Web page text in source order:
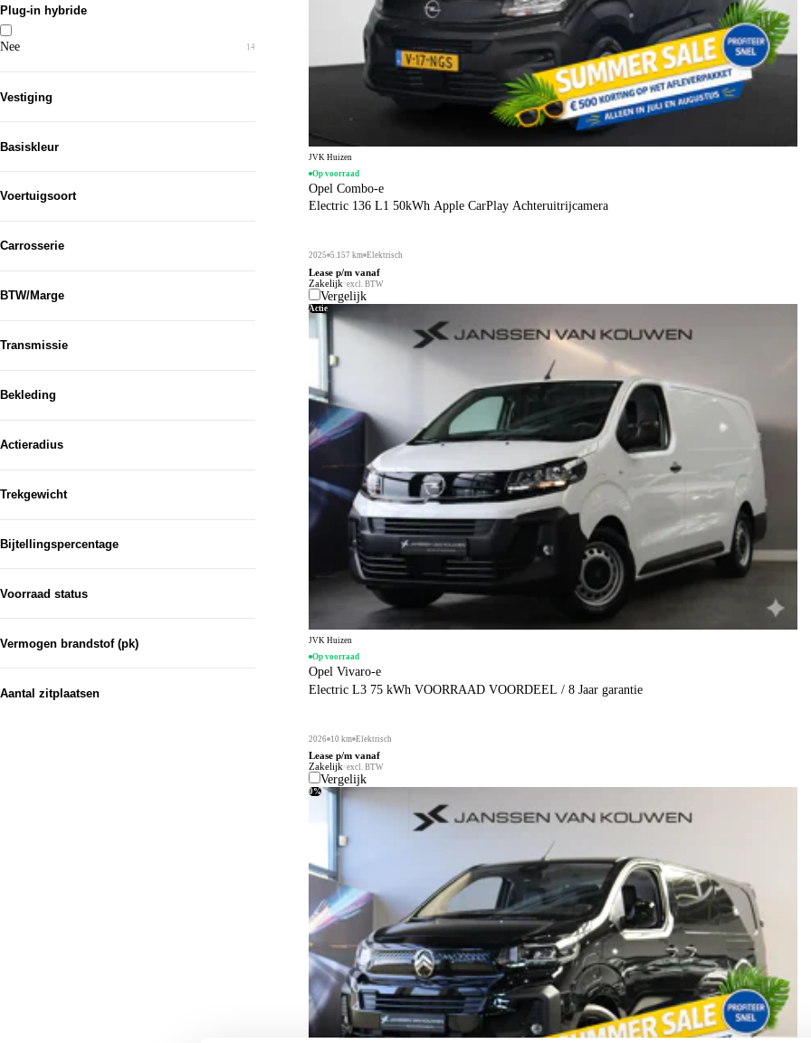
Diesel
Plug-in hybride
Nee 14
Vestiging
Basiskleur
Grijs
Overig 1
Voertuigsoort
Carrosserie
BTW/Marge
Transmissie
Bekleding
Actieradius
Trekgewicht
Bijtellingspercentage
Voorraad status
Vermogen brandstof (pk)
Aantal zitplaatsen
JVK Huizen
Op voorraad
Opel Combo-e
Electric 136 L1 50kWh Apple CarPlay Achteruitrijcamera
2025 5.157 km Elektrisch
Lease p/m vanaf
Zakelijk excl. BTW
Vergelijk
Actie
JVK Huizen
Op voorraad
Opel Vivaro-e
Electric L3 75 kWh VOORRAAD VOORDEEL / 8 Jaar garantie
2026 10 km Elektrisch
Lease p/m vanaf
Zakelijk excl. BTW
Vergelijk
0%